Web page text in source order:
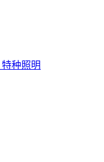
种照明